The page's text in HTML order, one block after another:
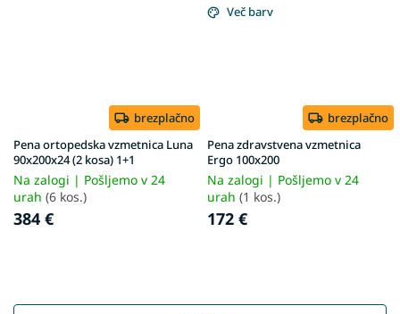
brezplačno
Pena ortopedska vzmetnica Luna
90x200x24 (2 kosa) 1+1
Na zalogi | Pošljemo v 24
urah (6 kos.)
384 €
Več barv
brezplačno
Pena zdravstvena vzmetnica
Ergo 100x200
Na zalogi | Pošljemo v 24
urah (1 kos.)
172 €